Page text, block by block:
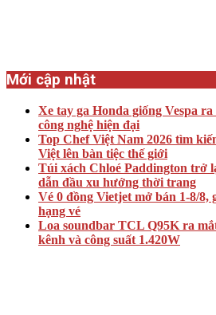
Mới cập nhật
Xe tay ga Honda giống Vespa
công nghệ hiện đại
Top Chef Việt Nam 2026 tìm
Việt lên bàn tiệc thế giới
Túi xách Chloé Paddington trở
dẫn đầu xu hướng thời trang
Vé 0 đồng Vietjet mở bán 1-8/8,
hạng vé
Loa soundbar TCL Q95K ra
kênh và công suất 1.420W